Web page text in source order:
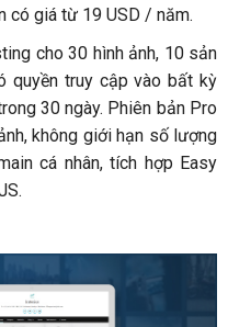
có giá từ 19 USD / năm.
cho 30 hình ảnh, 10 sản
quyền truy cập vào bất kỳ
30 ngày. Phiên bản Pro
không giới hạn số lượng
cá nhân, tích hợp Easy